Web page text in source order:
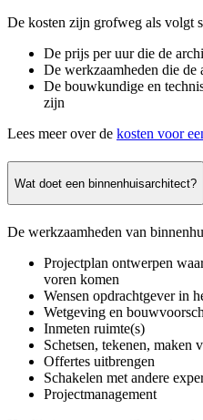
De kosten zijn grofweg als volgt
De prijs per uur die de
De werkzaamheden die de
De bouwkundige en
zijn
Lees meer over de kosten voor
Wat doet een binnenhuisarchitect?
De werkzaamheden van
Projectplan ontwerpen
voren komen
Wensen opdrachtgever in
Wetgeving en
Inmeten ruimte(s)
Schetsen, tekenen, maken
Offertes uitbrengen
Schakelen met andere
Projectmanagement